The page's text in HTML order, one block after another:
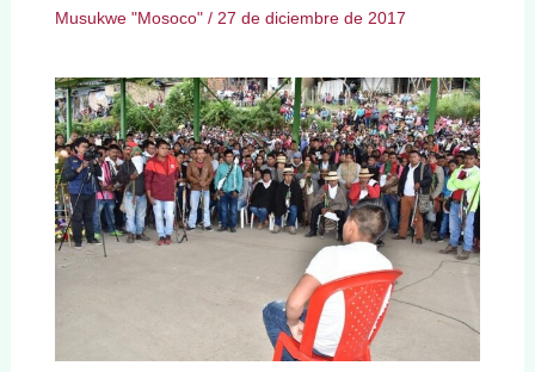
Musukwe "Mosoco"/ 27 de diciembre de 2017